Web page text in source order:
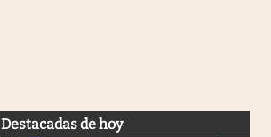
Destacadas de hoy